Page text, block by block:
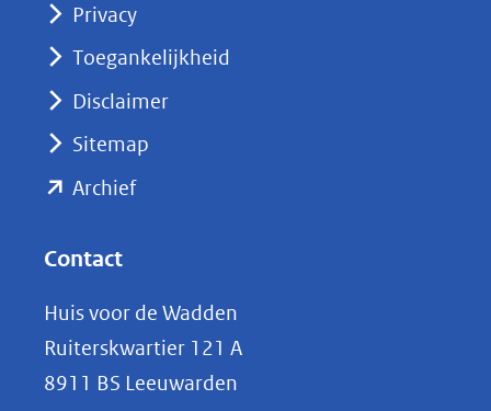
nieuw
naar
Privacy
Toegankelijkheid
Disclaimer
Sitemap
Archief(opent
(verwijst
naar
een
Contact
Huis voor de Wadden
Ruiterskwartier 121 A
8911 BS Leeuwarden